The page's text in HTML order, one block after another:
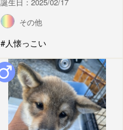
その他
#人懐っこい